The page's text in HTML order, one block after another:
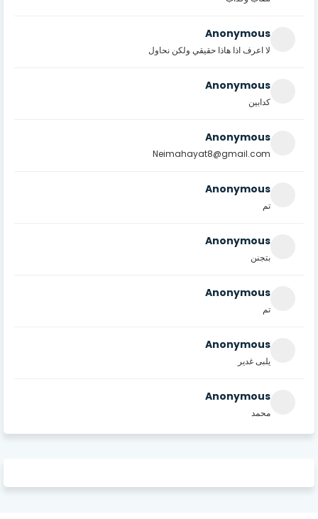
Anonymous
لا اعرف اذا هاذا حقيقي ولكن نحاول
Anonymous
كدابين
Anonymous
Neimahayat8@gmail.com
Anonymous
تم
Anonymous
بتجنن
Anonymous
تم
Anonymous
يلبى غدير
Anonymous
محمد